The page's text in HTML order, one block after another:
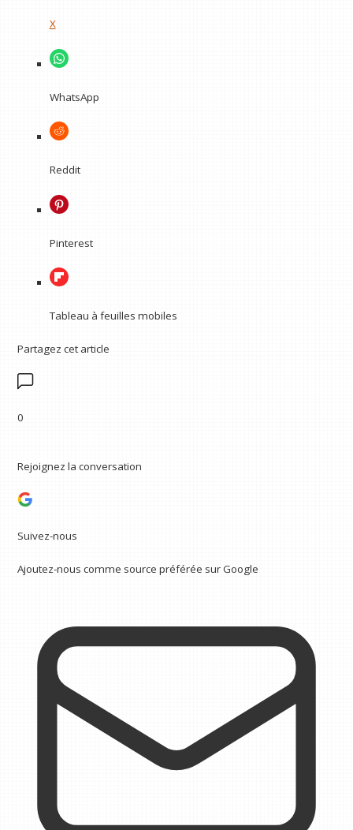
X
WhatsApp
Reddit
Pinterest
Tableau à feuilles mobiles
Partagez cet article
0
Rejoignez la conversation
Suivez-nous
Ajoutez-nous comme source préférée sur Google